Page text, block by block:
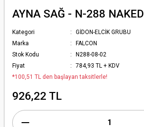
AYNA SAĞ - N-288 NAKED
Kategori
GİDON-ELCİK GRUBU
Marka
FALCON
Stok Kodu
N288-08-02
Fiyat
784,93 TL + KDV
*100,51 TL den başlayan taksitlerle!
926,22 TL